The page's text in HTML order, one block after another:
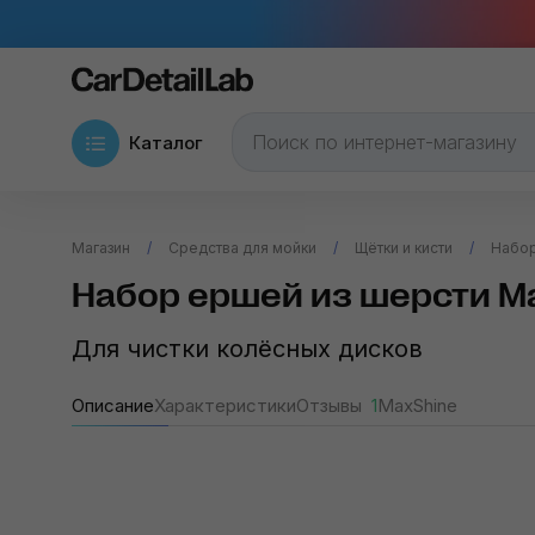
Каталог
Магазин Средства для мойки Щётки и кисти
Набор ершей из шерсти
Для чистки колёсных дисков
ОписаниеХарактеристикиОтзывы 1MaxShine